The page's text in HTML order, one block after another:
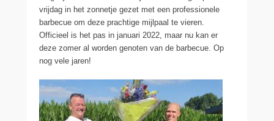
vrijdag in het zonnetje gezet met een professionele
barbecue om deze prachtige mijlpaal te vieren.
Officieel is het pas in januari 2022, maar nu kan er
deze zomer al worden genoten van de barbecue. Op
nog vele jaren!